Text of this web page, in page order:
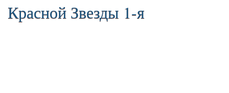
Красной Звезды 1-я